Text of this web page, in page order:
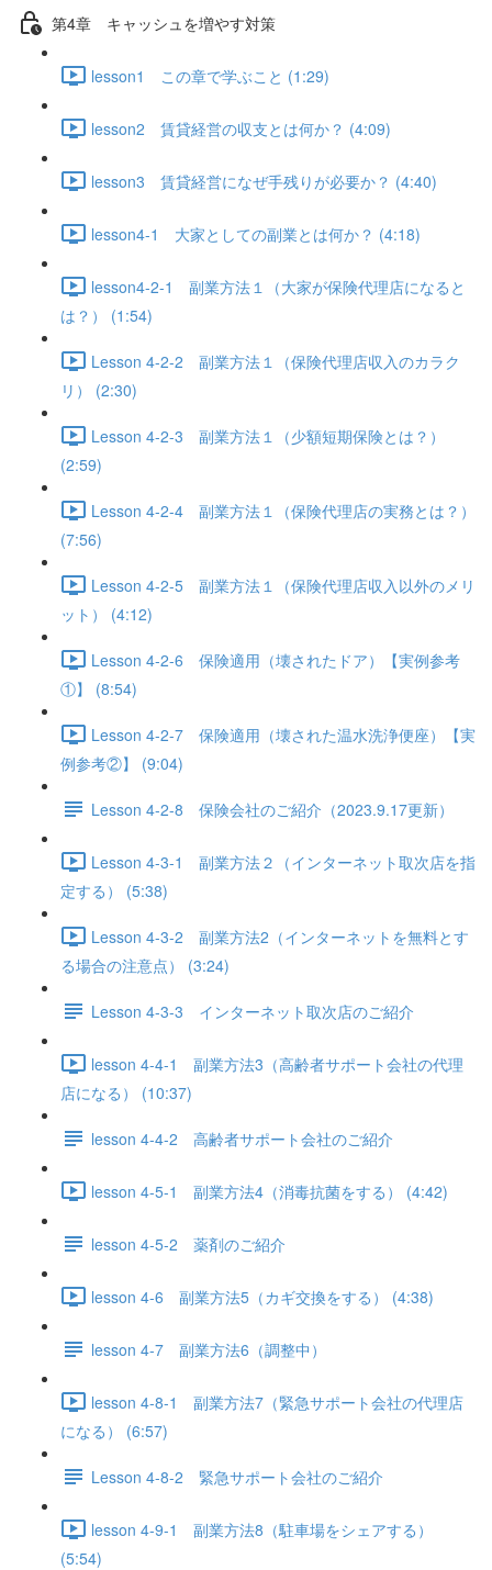
第4章 キャッシュを増やす対策
lesson1 この章で学ぶこと (1:29)
lesson2 賃貸経営の収支とは何か？ (4:09)
lesson3 賃貸経営になぜ手残りが必要か？ (4:40)
lesson4-1 大家としての副業とは何か？ (4:18)
lesson4-2-1 副業方法１（大家が保険代理店になると
は？） (1:54)
Lesson 4-2-2 副業方法１（保険代理店収入のカラク
リ） (2:30)
Lesson 4-2-3 副業方法１（少額短期保険とは？）
(2:59)
Lesson 4-2-4 副業方法１（保険代理店の実務とは？）
(7:56)
Lesson 4-2-5 副業方法１（保険代理店収入以外のメリ
ット） (4:12)
Lesson 4-2-6 保険適用（壊されたドア）【実例参考
①】 (8:54)
Lesson 4-2-7 保険適用（壊された温水洗浄便座）【実
例参考②】 (9:04)
Lesson 4-2-8 保険会社のご紹介（2023.9.17更新）
Lesson 4-3-1 副業方法２（インターネット取次店を指
定する） (5:38)
Lesson 4-3-2 副業方法2（インターネットを無料とす
る場合の注意点） (3:24)
Lesson 4-3-3 インターネット取次店のご紹介
lesson 4-4-1 副業方法3（高齢者サポート会社の代理
店になる） (10:37)
lesson 4-4-2 高齢者サポート会社のご紹介
lesson 4-5-1 副業方法4（消毒抗菌をする） (4:42)
lesson 4-5-2 薬剤のご紹介
lesson 4-6 副業方法5（カギ交換をする） (4:38)
lesson 4-7 副業方法6（調整中）
lesson 4-8-1 副業方法7（緊急サポート会社の代理店
になる） (6:57)
Lesson 4-8-2 緊急サポート会社のご紹介
lesson 4-9-1 副業方法8（駐車場をシェアする）
(5:54)